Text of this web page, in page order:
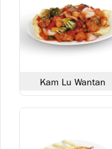
BebidasKam Lu Wantan